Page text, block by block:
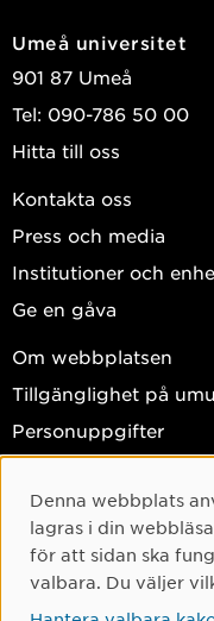
Umeå universitet
901 87 Umeå
Tel: 090-786 50 00
Hitta till oss
Kontakta oss
Press och media
Institutioner och
Ge en gåva
Om webbplatsen
Tillgänglighet på
Personuppgifter
Facebook
Instagram
TikTok
Cookie-
Denna webbplats
lagras i din
för att sidan ska
valbara. Du väljer